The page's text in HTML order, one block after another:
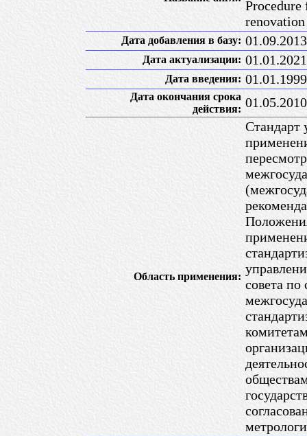
Дата добавления в базу: 01.09.2013
Дата актуализации: 01.01.2021
Дата введения: 01.01.1999
Дата окончания срока
действия: 01.05.2010
Область применения:
Стандарт
совета